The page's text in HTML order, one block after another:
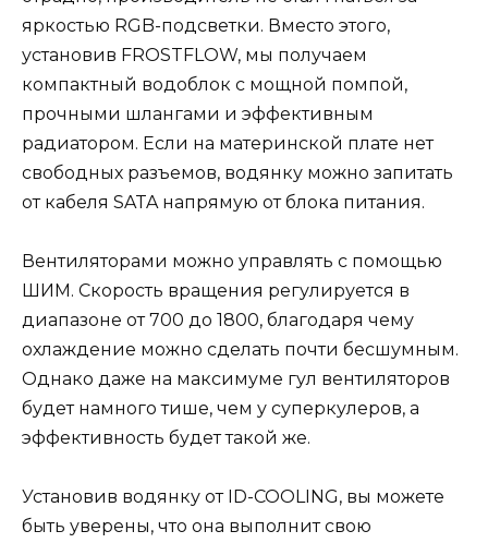
яркостью RGB-подсветки. Вместо этого,
установив FROSTFLOW, мы получаем
компактный водоблок с мощной помпой,
прочными шлангами и эффективным
радиатором. Если на материнской плате нет
свободных разъемов, водянку можно запитать
от кабеля SATA напрямую от блока питания.
Вентиляторами можно управлять с помощью
ШИМ. Скорость вращения регулируется в
диапазоне от 700 до 1800, благодаря чему
охлаждение можно сделать почти бесшумным.
Однако даже на максимуме гул вентиляторов
будет намного тише, чем у суперкулеров, а
эффективность будет такой же.
Установив водянку от ID-COOLING, вы можете
быть уверены, что она выполнит свою